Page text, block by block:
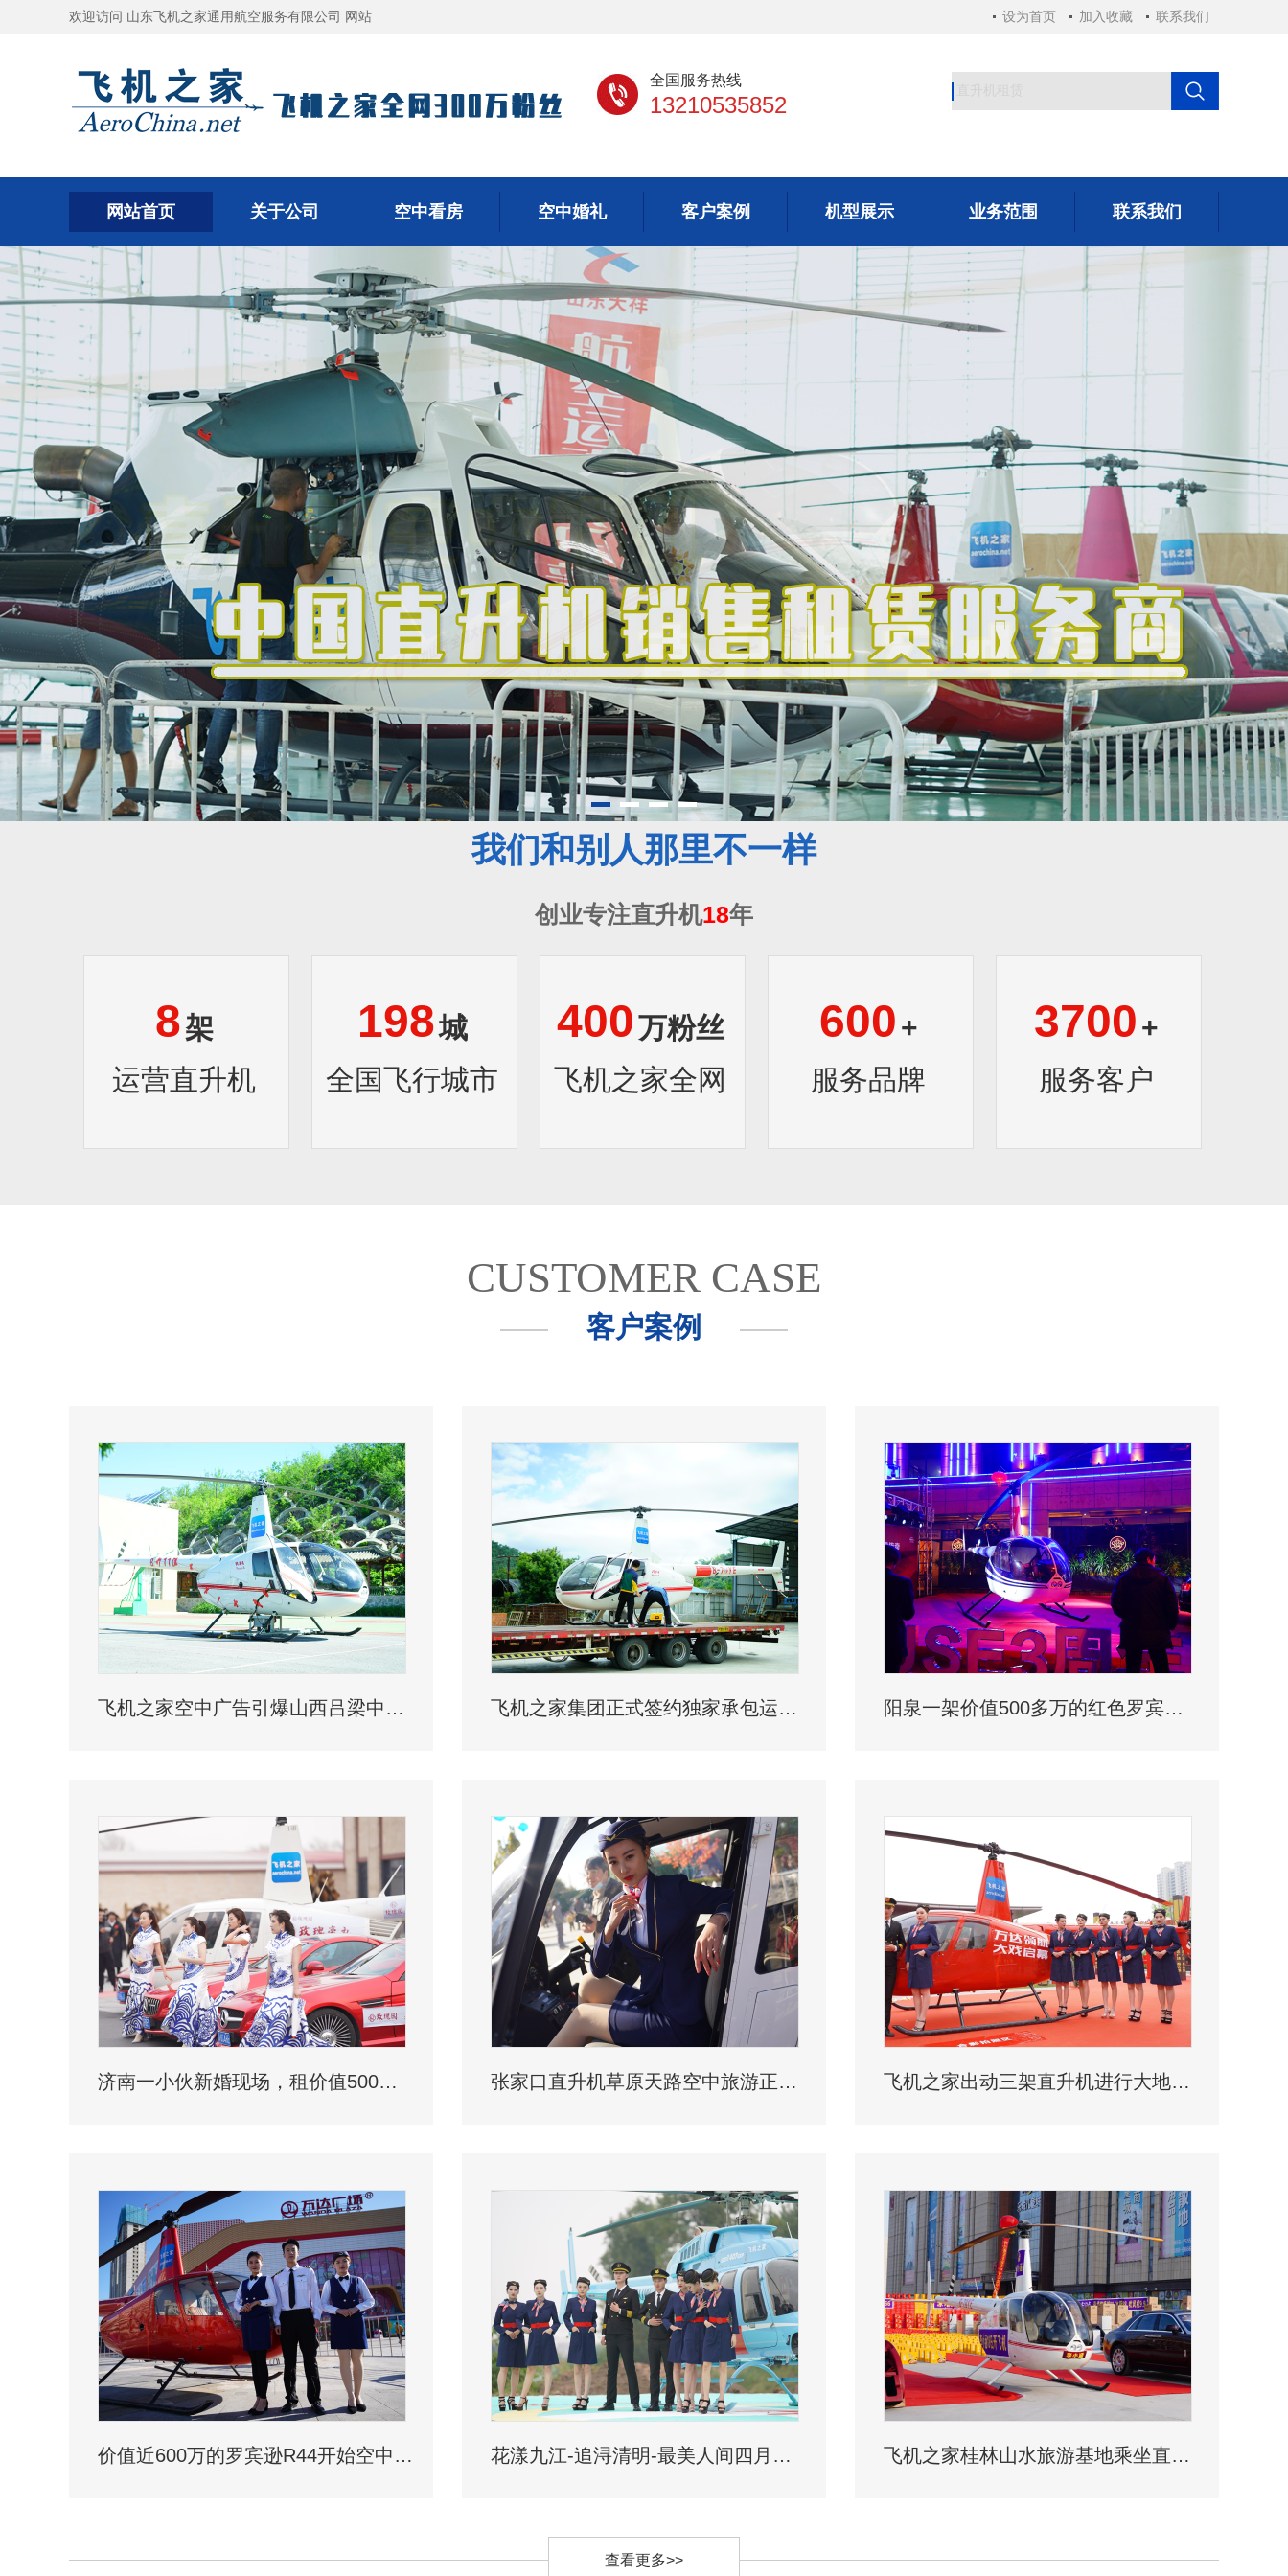
欢迎访问 山东飞机之家通用航空服务有限公司 网站 设为首页 加入收藏 联系我们
全国服务热线
13210535852
网站首页 关于公司 空中看房 空中婚礼 客户案例 机型展示 业务范围 联系我们
1 2 3 4
我们和别人那里不一样
创业专注直升机18年
8架
运营直升机
198城
全国飞行城市
400万粉丝
飞机之家全网
600 +
服务品牌
3700 +
服务客户
CUSTOMER CASE
客户案例
飞机之家空中广告引爆山西吕梁中阳县上空 飞机之家集团正式签约独家承包运营新疆玉其塔什景区，打造低空旅游新标杆！ 阳泉一架价值500多万的红色罗宾逊直升机开展静展活动
济南一小伙新婚现场，租价值500多万的直升机助阵 张家口直升机草原天路空中旅游正式开启 飞机之家出动三架直升机进行大地区农喷作业
价值近600万的罗宾逊R44开始空中飞播造林 花漾九江-追浔清明-最美人间四月天-去庐山西海踏青去 飞机之家桂林山水旅游基地乘坐直升飞机俯瞰看桂林山水你值得拥有
查看更多>>